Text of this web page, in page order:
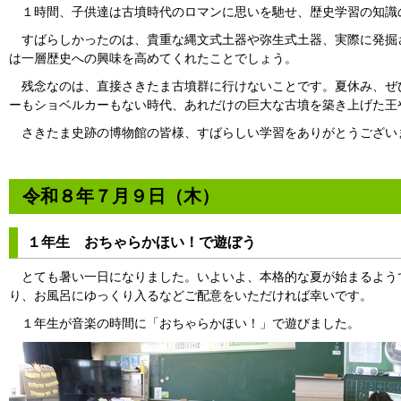
１時間、子供達は古墳時代のロマンに思いを馳せ、歴史学習の知
すばらしかったのは、貴重な縄文式土器や弥生式土器、実際に発
は一層歴史への興味を高めてくれたことでしょう。
残念なのは、直接さきたま古墳群に行けないことです。夏休み、
ーもショベルカーもない時代、あれだけの巨大な古墳を築き上げた
さきたま史跡の博物館の皆様、すばらしい学習をありがとうござい
令和８年７月９日（木）
１年生 おちゃらかほい！で遊ぼう
とても暑い一日になりました。いよいよ、本格的な夏が始まるよ
り、お風呂にゆっくり入るなどご配意をいただければ幸いです。
１年生が音楽の時間に「おちゃらかほい！」で遊びました。